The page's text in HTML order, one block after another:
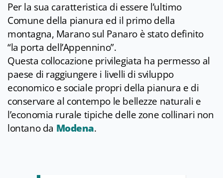
Per la sua caratteristica di essere l’ultimo
Comune della pianura ed il primo della
montagna, Marano sul Panaro è stato definito
“la porta dell’Appennino”.
Questa collocazione privilegiata ha permesso al
paese di raggiungere i livelli di sviluppo
economico e sociale propri della pianura e di
conservare al contempo le bellezze naturali e
l’economia rurale tipiche delle zone collinari non
lontano da Modena.